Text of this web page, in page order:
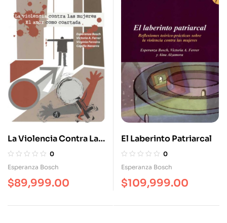
La Violencia Contra Las
Mujeres. El Amor Como
Coartada
0
Esperanza Bosch
$89,999.00
El Laberinto Patriarcal
0
Esperanza Bosch
$109,999.00